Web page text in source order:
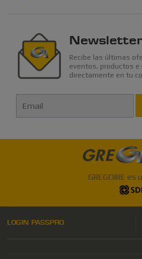
Recibe las últimas
eventos, productos
directamente en tu
GREGOIRE es
LOGIN PASSPRO